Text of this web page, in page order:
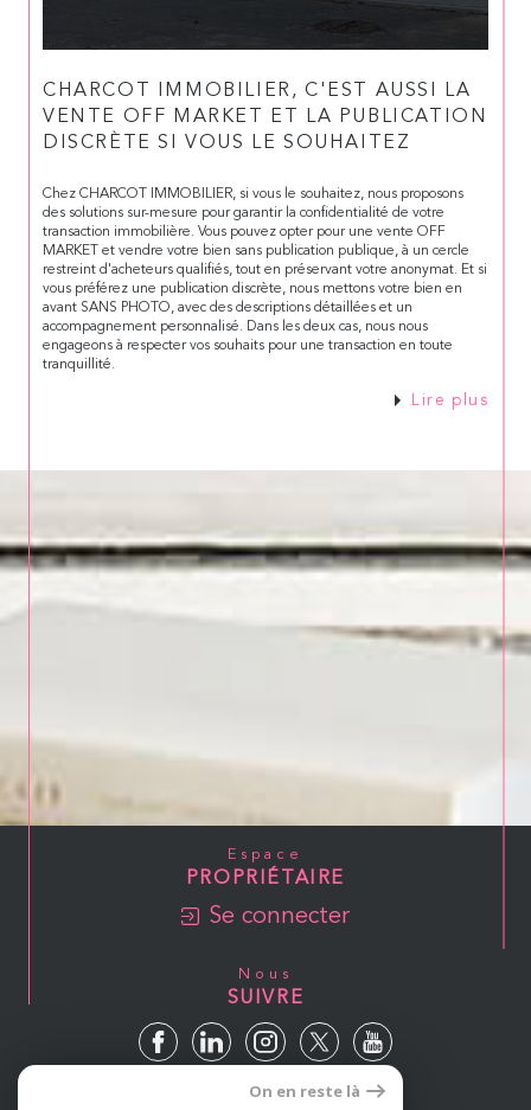
CHARCOT IMMOBILIER, C'EST AUSSI LA
VENTE OFF MARKET ET LA PUBLICATION
DISCRÈTE SI VOUS LE SOUHAITEZ
Chez CHARCOT IMMOBILIER, si vous le souhaitez, nous proposons
des solutions sur-mesure pour garantir la confidentialité de votre
transaction immobilière. Vous pouvez opter pour une vente OFF
MARKET et vendre votre bien sans publication publique, à un cercle
restreint d'acheteurs qualifiés, tout en préservant votre anonymat. Et si
vous préférez une publication discrète, nous mettons votre bien en
avant SANS PHOTO, avec des descriptions détaillées et un
accompagnement personnalisé. Dans les deux cas, nous nous
engageons à respecter vos souhaits pour une transaction en toute
tranquillité.
Lire plus
Espace
PROPRIÉTAIRE
Se connecter
Nous
SUIVRE
On en reste là